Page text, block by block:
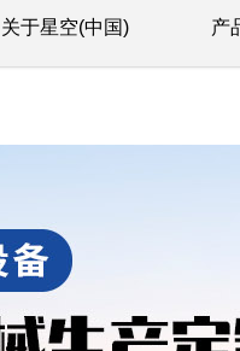
关于星空(中国) 产